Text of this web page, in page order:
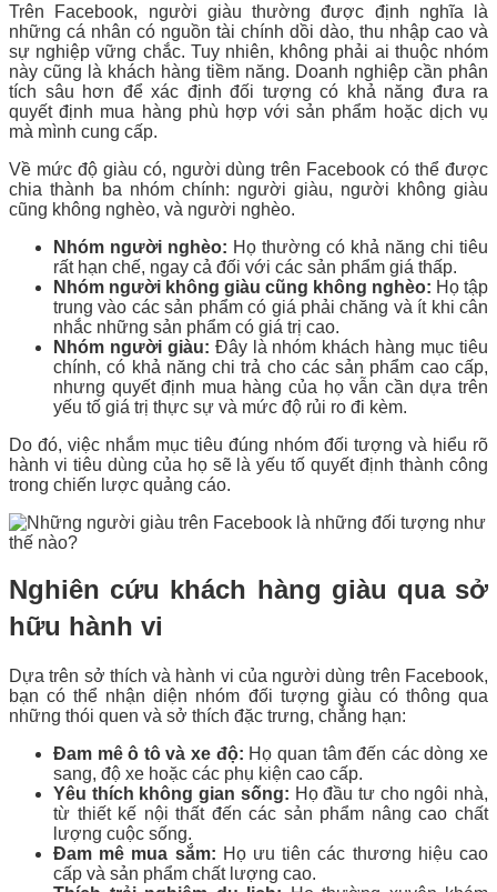
Trên Facebook, người giàu thường được định nghĩa là
những cá nhân có nguồn tài chính dồi dào, thu nhập cao và
sự nghiệp vững chắc. Tuy nhiên, không phải ai thuộc nhóm
này cũng là khách hàng tiềm năng. Doanh nghiệp cần phân
tích sâu hơn để xác định đối tượng có khả năng đưa ra
quyết định mua hàng phù hợp với sản phẩm hoặc dịch vụ
mà mình cung cấp.
Về mức độ giàu có, người dùng trên Facebook có thể được
chia thành ba nhóm chính: người giàu, người không giàu
cũng không nghèo, và người nghèo.
Nhóm người nghèo: Họ thường có khả năng chi tiêu
rất hạn chế, ngay cả đối với các sản phẩm giá thấp.
Nhóm người không giàu cũng không nghèo: Họ tập
trung vào các sản phẩm có giá phải chăng và ít khi cân
nhắc những sản phẩm có giá trị cao.
Nhóm người giàu: Đây là nhóm khách hàng mục tiêu
chính, có khả năng chi trả cho các sản phẩm cao cấp,
nhưng quyết định mua hàng của họ vẫn cần dựa trên
yếu tố giá trị thực sự và mức độ rủi ro đi kèm.
Do đó, việc nhắm mục tiêu đúng nhóm đối tượng và hiểu rõ
hành vi tiêu dùng của họ sẽ là yếu tố quyết định thành công
trong chiến lược quảng cáo.
Nghiên cứu khách hàng giàu qua sở
hữu hành vi
Dựa trên sở thích và hành vi của người dùng trên Facebook,
bạn có thể nhận diện nhóm đối tượng giàu có thông qua
những thói quen và sở thích đặc trưng, chẳng hạn:
Đam mê ô tô và xe độ: Họ quan tâm đến các dòng xe
sang, độ xe hoặc các phụ kiện cao cấp.
Yêu thích không gian sống: Họ đầu tư cho ngôi nhà,
từ thiết kế nội thất đến các sản phẩm nâng cao chất
lượng cuộc sống.
Đam mê mua sắm: Họ ưu tiên các thương hiệu cao
cấp và sản phẩm chất lượng cao.